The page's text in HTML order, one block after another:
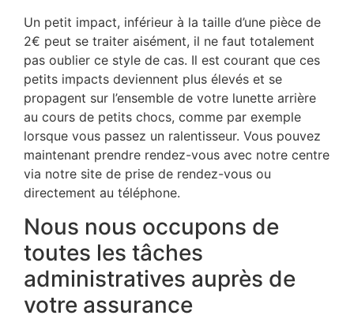
Un petit impact, inférieur à la taille d’une pièce de
2€ peut se traiter aisément, il ne faut totalement
pas oublier ce style de cas. Il est courant que ces
petits impacts deviennent plus élevés et se
propagent sur l’ensemble de votre lunette arrière
au cours de petits chocs, comme par exemple
lorsque vous passez un ralentisseur. Vous pouvez
maintenant prendre rendez-vous avec notre centre
via notre site de prise de rendez-vous ou
directement au téléphone.
Nous nous occupons de
toutes les tâches
administratives auprès de
votre assurance